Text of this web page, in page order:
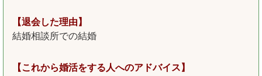
【退会した理由】
結婚相談所での結婚
【これから婚活をする人へのアドバイス】